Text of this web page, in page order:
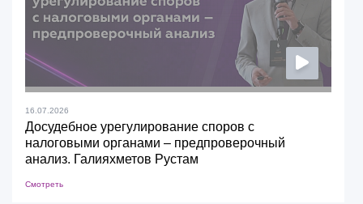
16.07.2026
Досудебное урегулирование споров с
налоговыми органами – предпроверочный
анализ. Галияхметов Рустам
Смотреть